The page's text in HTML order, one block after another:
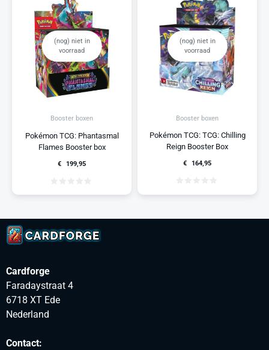
(nog) niet in
voorraad
Booster boxen
Pokémon TCG: Phantasmal
Flames Booster box
€ 199,95
(nog) niet in
voorraad
Booster boxen
Pokémon TCG: TCG: Chilling
Reign Booster Box
€ 164,95
Cardforge
Faradaystraat 4
6718 XT Ede
Nederland
Contact: